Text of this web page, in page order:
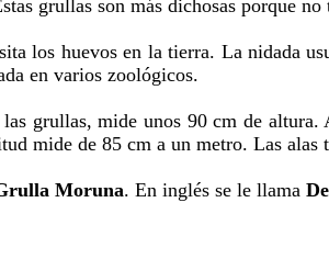
grullas son más dichosas porque
los huevos en la tierra. La nidada
en varios zoológicos.
grullas, mide unos 90 cm de
mide de 85 cm a un metro. Las alas
Moruna. En inglés se le llama